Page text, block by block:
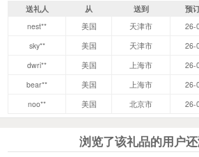
送礼人 从 送到 预
nest**
美国 天津市 26-
sky**
美国 天津市 26-
dwri**
美国 上海市 26-
bear**
美国 上海市 26-
noo**
美国 北京市 26-
浏览了该礼品的用户